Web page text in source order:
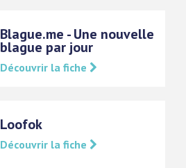
Blague.me - Une nouvelle
blague par jour
Découvrir la fiche
Loofok
Découvrir la fiche